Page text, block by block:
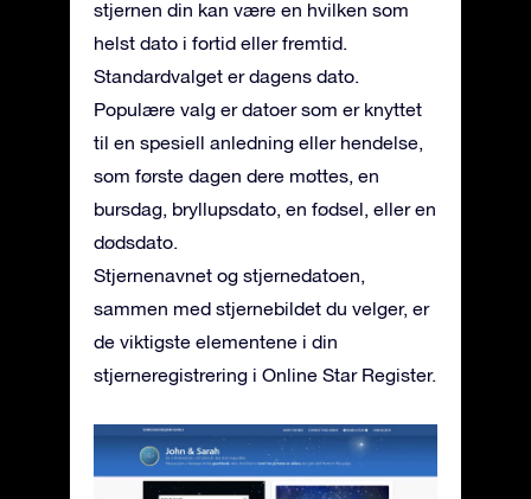
stjernen din kan være en hvilken som
helst dato i fortid eller fremtid.
Standardvalget er dagens dato.
Populære valg er datoer som er knyttet
til en spesiell anledning eller hendelse,
som første dagen dere møttes, en
bursdag, bryllupsdato, en fødsel, eller en
dødsdato.
Stjernenavnet og stjernedatoen,
sammen med stjernebildet du velger, er
de viktigste elementene i din
stjerneregistrering i Online Star Register.